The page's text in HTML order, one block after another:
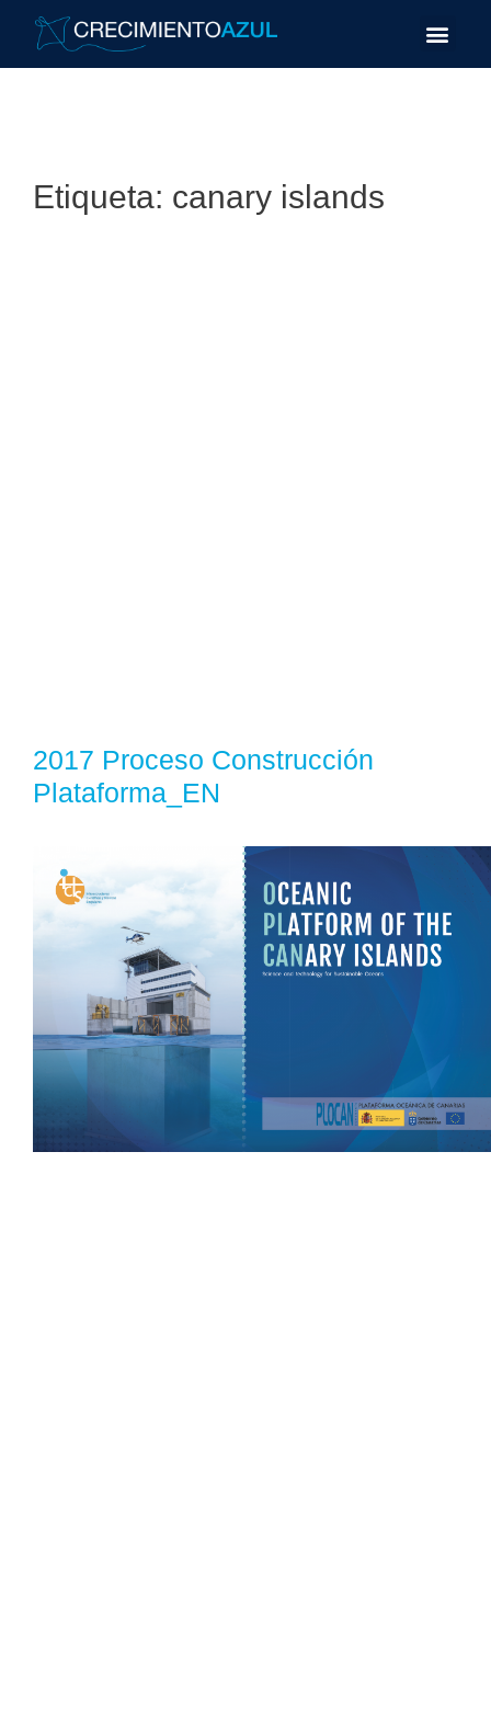
Etiqueta: canary islands
2017 Proceso Construcción
Plataforma_EN